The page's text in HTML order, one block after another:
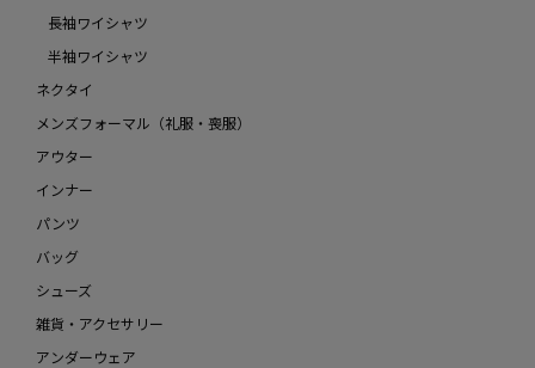
長袖ワイシャツ
半袖ワイシャツ
ネクタイ
メンズフォーマル（礼服・喪服）
アウター
インナー
パンツ
バッグ
シューズ
雑貨・アクセサリー
アンダーウェア